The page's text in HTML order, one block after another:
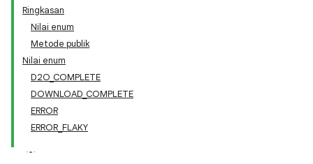
Ringkasan
Nilai enum
Metode publik
Nilai enum
D2O_COMPLETE
DOWNLOAD_COMPLETE
ERROR
ERROR_FLAKY